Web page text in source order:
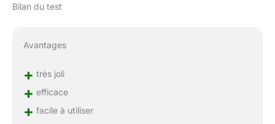
Bilan du test
Avantages
+ très joli
+ efficace
+ facile à utiliser